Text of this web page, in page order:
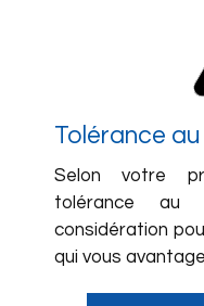
Tolérance
Selon votre
tolérance au
considération
qui vous